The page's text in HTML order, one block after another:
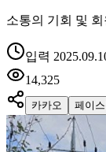
소통의 기회 및
입력
14,325
카카오 페이